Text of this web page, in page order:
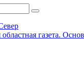
газета.